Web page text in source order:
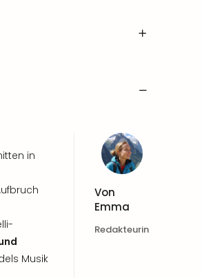
in
Musik
Von
Emma
Redakteurin